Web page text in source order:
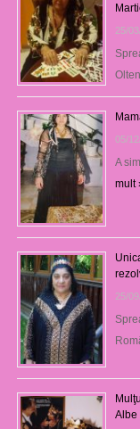
25/
05/
A
mult
25/
Albe